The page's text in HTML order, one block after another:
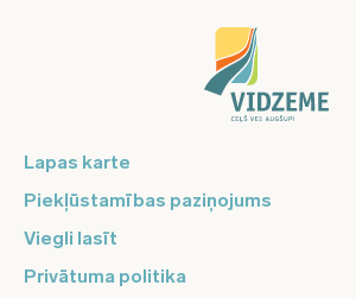
Lapas karte
Piekļūstamības paziņojums
Viegli lasīt
Privātuma politika